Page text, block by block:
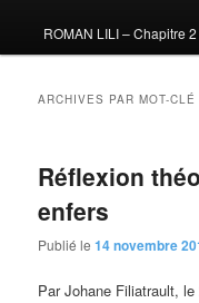
ROMAN LILI – Chapitre 2
ARCHIVES PAR MOT-CLÉ
Réflexion
enfers
Publié le14 novembre
Par Johane Filiatrault, le